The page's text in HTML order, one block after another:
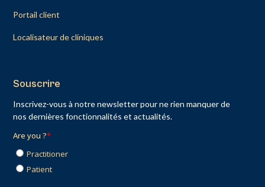
Portail client
Localisateur de cliniques
Souscrire
Inscrivez-vous à notre newsletter pour ne rien manquer de
nos dernières fonctionnalités et actualités.